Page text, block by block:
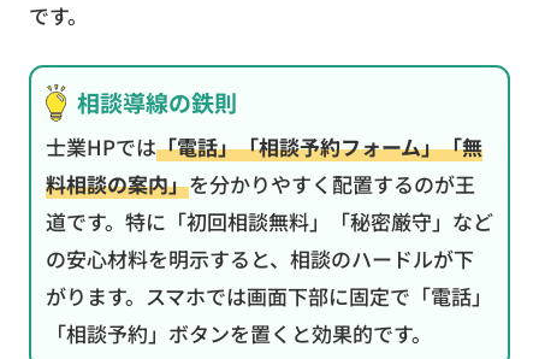
です。
相談導線の鉄則
士業HPでは「電話」「相談予約フォーム」「無
料相談の案内」を分かりやすく配置するのが王
道です。特に「初回相談無料」「秘密厳守」など
の安心材料を明示すると、相談のハードルが下
がります。スマホでは画面下部に固定で「電話」
「相談予約」ボタンを置くと効果的です。